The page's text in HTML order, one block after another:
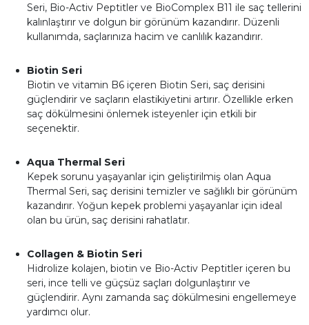
Seri, Bio-Activ Peptitler ve BioComplex B11 ile saç tellerini
kalınlaştırır ve dolgun bir görünüm kazandırır. Düzenli
kullanımda, saçlarınıza hacim ve canlılık kazandırır.
Biotin Seri
Biotin ve vitamin B6 içeren Biotin Seri, saç derisini
güçlendirir ve saçların elastikiyetini artırır. Özellikle erken
saç dökülmesini önlemek isteyenler için etkili bir
seçenektir.
Aqua Thermal Seri
Kepek sorunu yaşayanlar için geliştirilmiş olan Aqua
Thermal Seri, saç derisini temizler ve sağlıklı bir görünüm
kazandırır. Yoğun kepek problemi yaşayanlar için ideal
olan bu ürün, saç derisini rahatlatır.
Collagen & Biotin Seri
Hidrolize kolajen, biotin ve Bio-Activ Peptitler içeren bu
seri, ince telli ve güçsüz saçları dolgunlaştırır ve
güçlendirir. Aynı zamanda saç dökülmesini engellemeye
yardımcı olur.